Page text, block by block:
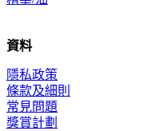
資料
隱私政策
條款及細則
常見問題
獎賞計劃